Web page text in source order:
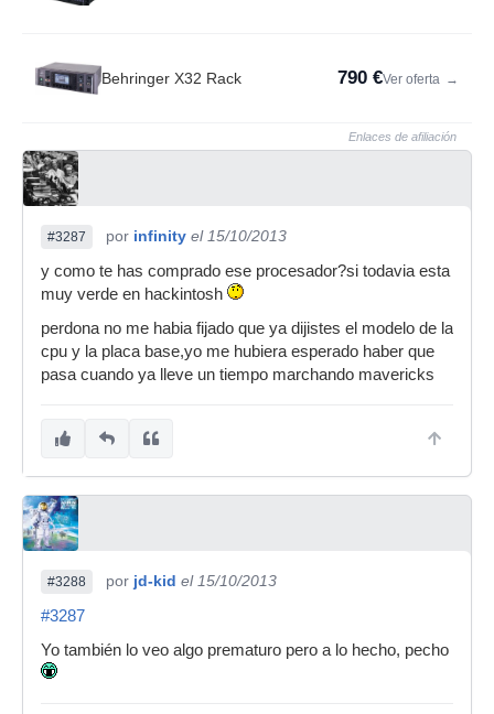
Behringer X32 Rack 790 €Ver oferta →
Enlaces de afiliación
#3287 por infinity el 15/10/2013
y como te has comprado ese procesador?si todavia esta
muy verde en hackintosh
perdona no me habia fijado que ya dijistes el modelo de la
cpu y la placa base,yo me hubiera esperado haber que
pasa cuando ya lleve un tiempo marchando mavericks
#3288 por jd-kid el 15/10/2013
#3287
Yo también lo veo algo prematuro pero a lo hecho, pecho